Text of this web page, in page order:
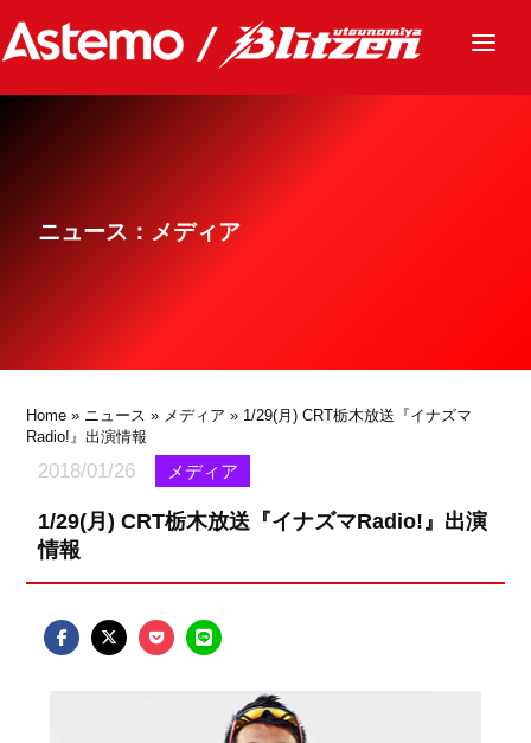
ニュース
グッズ
ニュース：メディア
Home » ニュース » メディア » 1/29(月) CRT栃木放送『イナズマ
Radio!』出演情報
2018/01/26 メディア
1/29(月) CRT栃木放送『イナズマRadio!』出演
情報